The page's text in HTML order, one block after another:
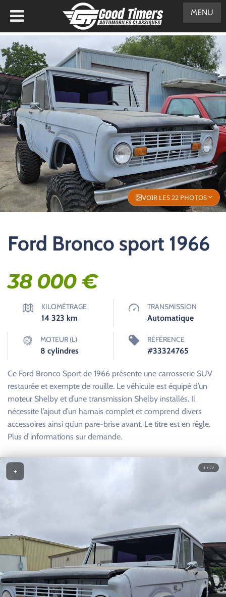
VOIR LES 22 PHOTOS
Ford Bronco sport 1966
38 000€
KILOMÉTRAGE
14 323 km
TRANSMISSION
Automatique
MOTEUR (L)
8 cylindres
RÉFÉRENCE
#33324765
Ce Ford Bronco Sport de 1966 présente une carrosserie SUV
restaurée et exempte de rouille. Le véhicule est équipé d’un
moteur Shelby et d’une transmission Shelby installés. Il
nécessite l’ajout d’un harnais complet et comprend divers
accessoires ainsi qu’un pare-brise avant. Le titre est en règle.
Plus d’informations sur demande.
1 / 22
+
MENU